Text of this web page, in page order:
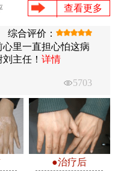
查看更多
综合评价：
里一直担心怕这病
刘主任！详情
5703
●治疗后